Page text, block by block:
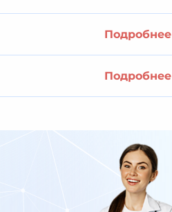
Подробнее
Подробнее